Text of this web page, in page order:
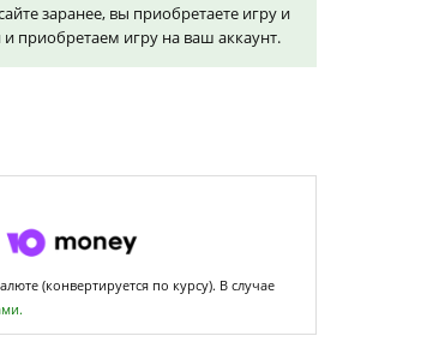
заранее, вы приобретаете игру и
приобретаем игру на ваш аккаунт.
(конвертируется по курсу). В случае